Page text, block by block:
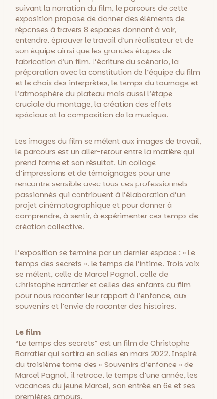
suivant la narration du film, le parcours de cette
exposition propose de donner des éléments de
réponses à travers 8 espaces donnant à voir,
entendre, éprouver le travail d’un réalisateur et de
son équipe ainsi que les grandes étapes de
fabrication d’un film. L’écriture du scénario, la
préparation avec la constitution de l’équipe du film
et le choix des interprètes, le temps du tournage et
l’atmosphère du plateau mais aussi l’étape
cruciale du montage, la création des effets
spéciaux et la composition de la musique.
Les images du film se mêlent aux images de travail,
le parcours est un aller-retour entre la matière qui
prend forme et son résultat. Un collage
d’impressions et de témoignages pour une
rencontre sensible avec tous ces professionnels
passionnés qui contribuent à l’élaboration d’un
projet cinématographique et pour donner à
comprendre, à sentir, à expérimenter ces temps de
création collective.
L’exposition se termine par un dernier espace : « Le
temps des secrets », le temps de l’intime. Trois voix
se mêlent, celle de Marcel Pagnol, celle de
Christophe Barratier et celles des enfants du film
pour nous raconter leur rapport à l’enfance, aux
souvenirs et l’envie de raconter des histoires.
Le film
“Le temps des secrets” est un film de Christophe
Barratier qui sortira en salles en mars 2022. Inspiré
du troisième tome des « Souvenirs d’enfance » de
Marcel Pagnol, il retrace, le temps d’une année, les
vacances du jeune Marcel, son entrée en 6e et ses
premières amours.